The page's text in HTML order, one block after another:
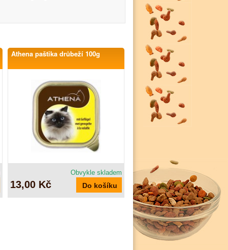
Athena paštika drůbeží 100g
Obvykle skladem
13,00 Kč